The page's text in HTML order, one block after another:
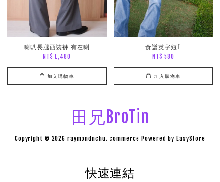
喇叭長腿西裝褲 有在喇
NT$ 1,480
加入購物車
食譜英字短T
NT$ 580
加入購物車
田兄BroTin
Copyright © 2026 raymondnchu. commerce Powered by EasyStore
快速連結